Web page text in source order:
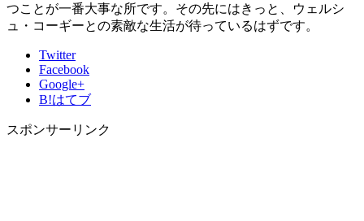
つことが一番大事な所です。その先にはきっと、ウェルシ
ュ・コーギーとの素敵な生活が待っているはずです。
Twitter
Facebook
Google+
B!はてブ
スポンサーリンク